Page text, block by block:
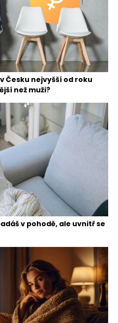
Česku nejvyšší od roku
než muži?
v pohodě, ale uvnitř se